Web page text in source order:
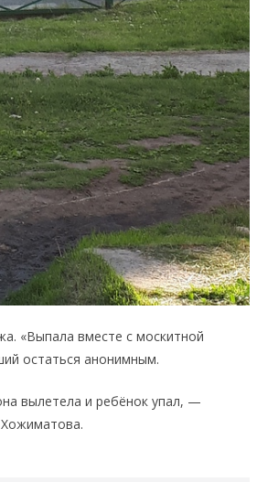
«Выпала вместе с москитной
остаться анонимным.
вылетела и ребёнок упал, —